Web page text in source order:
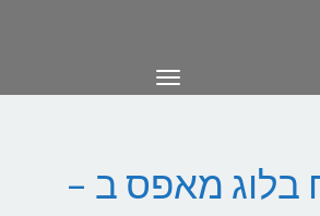
תפריט
בלוג מאפס ב –